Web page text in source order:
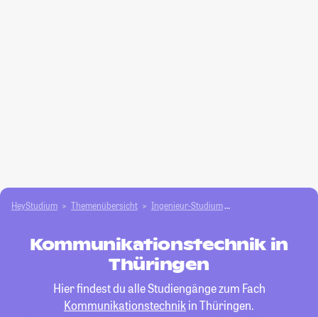
HeyStudium Themenübersicht Ingenieur-Studium
Kommunikationstechnik in
Thüringen
Hier findest du alle Studiengänge zum Fach
Kommunikationstechnikin Thüringen.